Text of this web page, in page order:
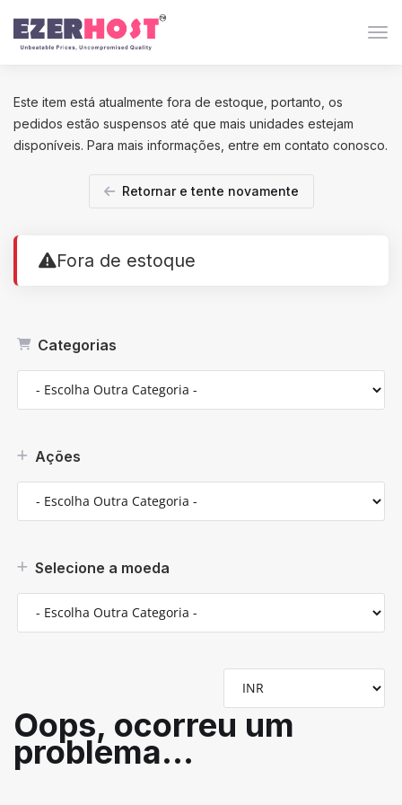
Oops, ocorreu um
problema...
Categorias
Ações
Selecione a moeda
Fora de estoque
Este item está atualmente fora de estoque, portanto, os
pedidos estão suspensos até que mais unidades estejam
disponíveis. Para mais informações, entre em contato conosco.
Retornar e tente novamente